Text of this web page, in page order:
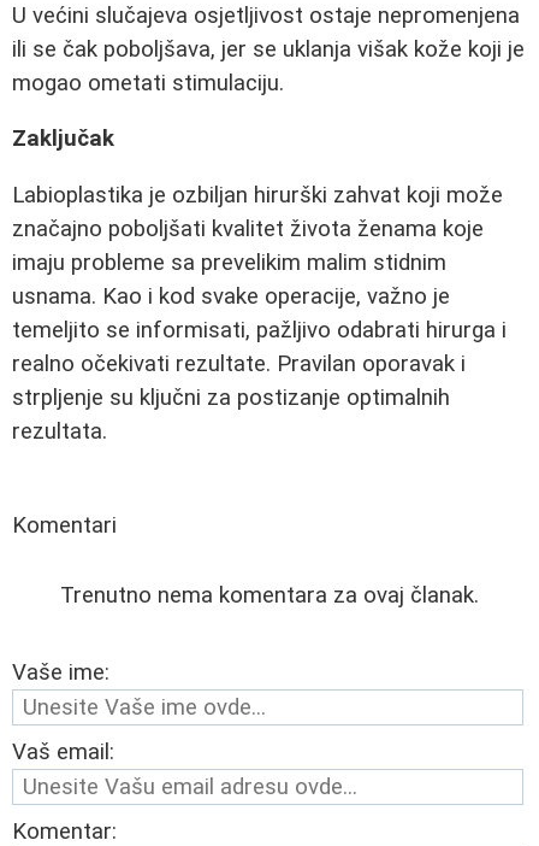
U većini slučajeva osjetljivost ostaje nepromenjena
ili se čak poboljšava, jer se uklanja višak kože koji je
mogao ometati stimulaciju.
Zaključak
Labioplastika je ozbiljan hirurški zahvat koji može
značajno poboljšati kvalitet života ženama koje
imaju probleme sa prevelikim malim stidnim
usnama. Kao i kod svake operacije, važno je
temeljito se informisati, pažljivo odabrati hirurga i
realno očekivati rezultate. Pravilan oporavak i
strpljenje su ključni za postizanje optimalnih
rezultata.
Komentari
Trenutno nema komentara za ovaj članak.
Vaše ime:
Vaš email:
Komentar: